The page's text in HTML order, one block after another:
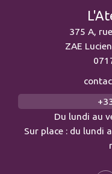
375 A,
ZAE
Du lundi au
Sur place : du lundi